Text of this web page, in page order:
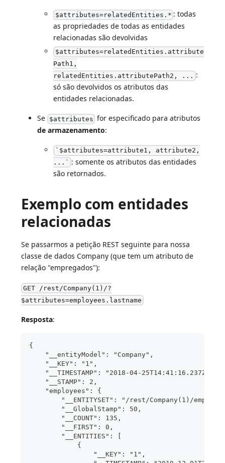
$attributes=relatedEntities.* : todas
as propriedades de todas as entidades
relacionadas são devolvidas
$attributes=relatedEntities.attribute
Path1,
relatedEntities.attributePath2, ... :
só são devolvidos os atributos das
entidades relacionadas.
Se $attributes for especificado para atributos
de armazenamento:
`$attributes=attribute1, attribute2,
...` : somente os atributos das entidades
são retornados.
Exemplo com entidades
relacionadas
Se passarmos a petição REST seguinte para nossa
classe de dados Company (que tem um atributo de
relação "empregados"):
GET /rest/Company(1)/?
$attributes=employees.lastname
Resposta:
{
    "__entityModel": "Company",
    "__KEY": "1",
    "__TIMESTAMP": "2018-04-25T14:41:16.237Z",
    "__STAMP": 2,
    "employees": {
"__ENTITYSET": "/rest/Company(1)/
        "__GlobalStamp": 50,
        "__COUNT": 135,
        "__FIRST": 0,
        "__ENTITIES": [
            {
                "__KEY": "1",